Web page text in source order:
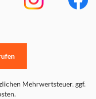
Mehrwertsteuer. ggf.